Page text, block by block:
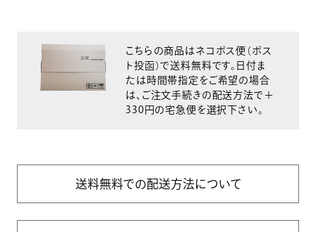
こちらの商品はネコポス便（ポス
ト投函）で送料無料です。日付ま
たは時間帯指定をご希望の場合
は、ご注文手続きの配送方法で＋
330円の宅急便を選択下さい。
送料無料での配送方法について